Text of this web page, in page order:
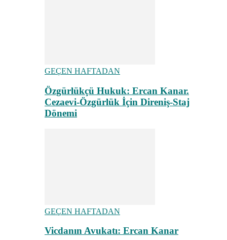
GEÇEN HAFTADAN
Özgürlükçü Hukuk: Ercan Kanar.
Cezaevi-Özgürlük İçin Direniş-Staj
Dönemi
GEÇEN HAFTADAN
Vicdanın Avukatı: Ercan Kanar